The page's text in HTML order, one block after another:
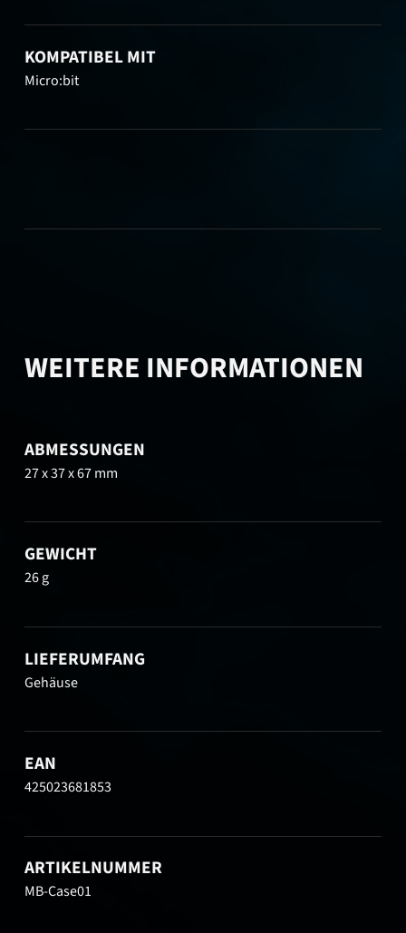
KOMPATIBEL MIT
Micro:bit
WEITERE INFORMATIONEN
ABMESSUNGEN
27 x 37 x 67 mm
GEWICHT
26 g
LIEFERUMFANG
Gehäuse
EAN
425023681853
ARTIKELNUMMER
MB-Case01